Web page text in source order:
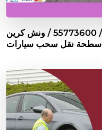
رقم ونش الشعب البحري / 55773600‬ / ونش كرين
سطحة نقل سحب سيارات